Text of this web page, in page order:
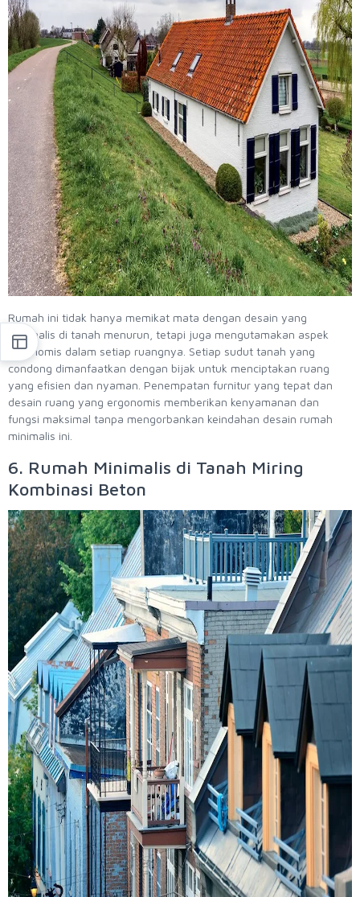
Rumah ini tidak hanya memikat mata dengan desain yang
minimalis di tanah menurun, tetapi juga mengutamakan aspek
ergonomis dalam setiap ruangnya. Setiap sudut tanah yang
condong dimanfaatkan dengan bijak untuk menciptakan ruang
yang efisien dan nyaman. Penempatan furnitur yang tepat dan
desain ruang yang ergonomis memberikan kenyamanan dan
fungsi maksimal tanpa mengorbankan keindahan desain rumah
minimalis ini.
6. Rumah Minimalis di Tanah Miring
Kombinasi Beton